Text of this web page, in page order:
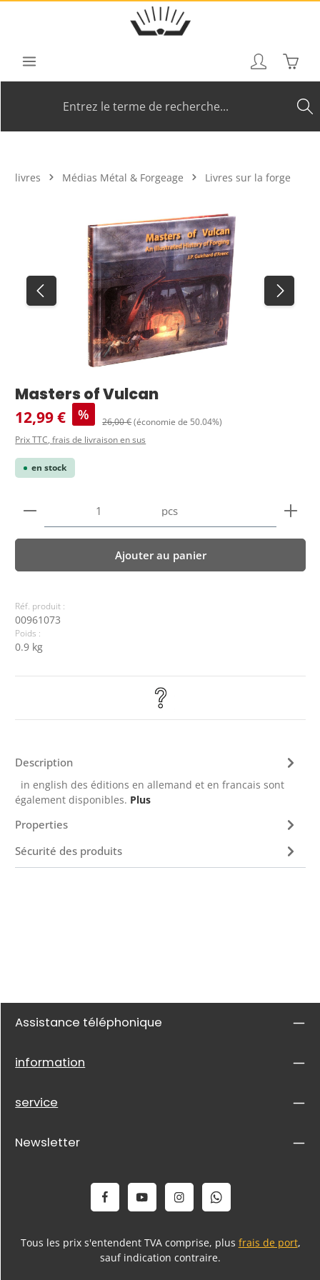
Passer au contenu principal
Le
livres Médias Métal & Forgeage Livres sur la forge
Masters of Vulcan
Prix de vente :
12,99 € % Prix régulier :
26,00 €(économie de 50.04%)
Prix TTC, frais de livraison en sus
en stock
Quantité de produit : Entrez la quantité
pcs
Ajouter au panier
Réf. produit :
00961073
Poids :
0.9 kg
Description
in english des éditions en allemand et en francais sont
également disponibles. Plus
Properties
Sécurité des produits
Assistance téléphonique
information
service
Newsletter
Tous les prix s'entendent TVA comprise, plus frais de port,
sauf indication contraire.